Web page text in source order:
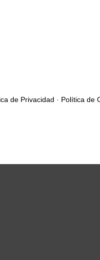
de Privacidad · Política de